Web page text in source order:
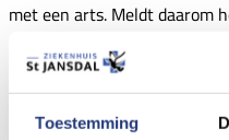
Toestemming
met een arts. Meldt daarom
altijd aan degene die de
Indien u op aanraden van
bloedverdunners en u bent